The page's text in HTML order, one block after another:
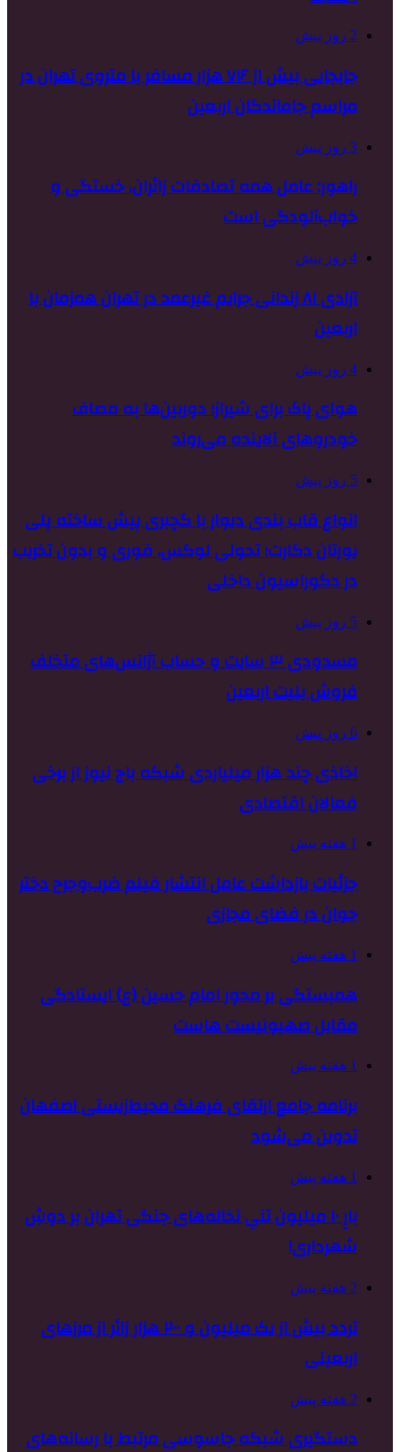
2 روز پیش
جابجایی بیش از ۷۱۶ هزار مسافر با متروی تهران در
مراسم جاماندگان اربعین
3 روز پیش
راهور: عامل همه تصادفات زائران، خستگی و
خواب‌آلودگی است
4 روز پیش
آزادی ۸۱ زندانی جرایم غیرعمد در تهران همزمان با
اربعین
4 روز پیش
هوای پاک برای شیراز؛ دوربین‌ها به مصاف
خودروهای آلاینده می‌روند
5 روز پیش
انواع قاب بندی دیوار با گچبری پیش ساخته پلی
یورتان دکارت؛ تحولی لوکس، فوری و بدون تخریب
در دکوراسیون داخلی
5 روز پیش
مسدودی ۳ سایت و حساب آژانس‌های متخلف
فروش بلیت اربعین
6 روز پیش
اخاذی چند هزار میلیاردی شبکه باج نیوز از برخی
فعالان اقتصادی
1 هفته پیش
جزئیات بازداشت عامل انتشار فیلم ضرب‌وجرح دختر
جوان در فضای مجازی
1 هفته پیش
همبستگی بر محور امام حسین (ع) ایستادگی
مقابل صهیونیست هاست
1 هفته پیش
برنامه جامع ارتقای فرهنگ محیط‌زیستی اصفهان
تدوین می‌شود
1 هفته پیش
بارِ ۱۰ میلیون تنیِ نخاله‌های جنگی تهران بر دوشِ
شهرداری!
2 هفته پیش
تردد بیش از یک میلیون و ۲۰۰ هزار زائر از مرزهای
اربعینی
2 هفته پیش
دستگیری شبکه جاسوسی مرتبط با رسانه‌های